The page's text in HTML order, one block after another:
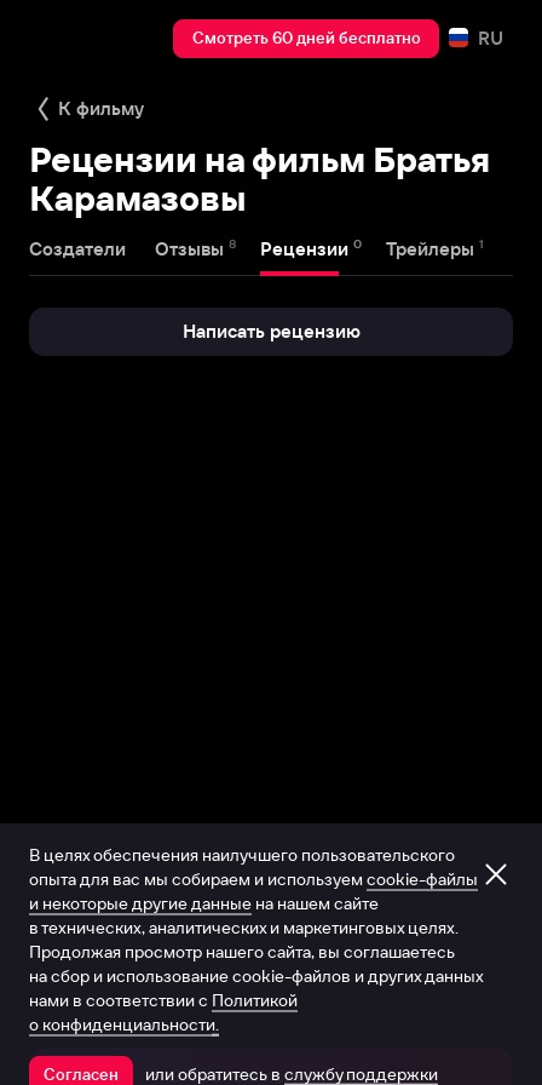
Смотреть 60 дней бесплатно RU
К фильму
Рецензии на фильм Братья
Карамазовы
Создатели Отзывы 8 Рецензии 0 Трейлеры 1
Написать рецензию
Открыть в приложении
В целях обеспечения наилучшего пользовательского
опыта для вас мы собираем и используем cookie-файлы
и некоторые другие данные на нашем сайте
в технических, аналитических и маркетинговых целях.
Продолжая просмотр нашего сайта, вы соглашаетесь
на сбор и использование cookie-файлов и других данных
нами в соответствии с Политикой
о конфиденциальности.
Согласен или обратитесь в службу поддержки